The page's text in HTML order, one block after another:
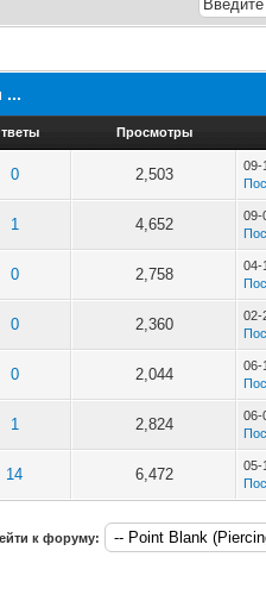
...
Просмотры
0 2,503
09-
1 4,652
09-
0 2,758
04-
0 2,360
02-
0 2,044
06-
1 2,824
06-
14 6,472
05-
к форуму: